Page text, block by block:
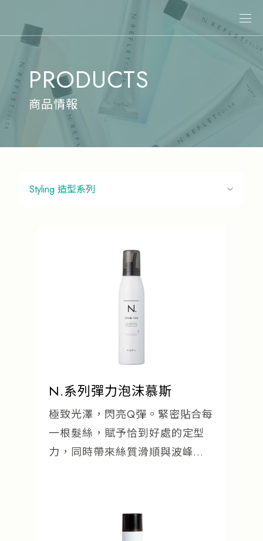
關於娜普菈
最新消息
商品情報
專業染髮
專業燙髮
美髮課程
流行趨勢
產品通路
人才招募
PRODUCTS
商品情報
N.系列彈力泡沫慕斯
極致光澤，閃亮Q彈。緊密貼合每
一根髮絲，賦予恰到好處的定型
力，同時帶來絲質滑順與波峰